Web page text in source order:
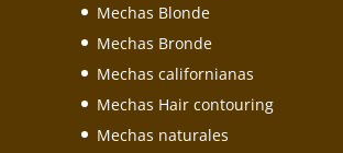
Mechas Blonde
Mechas Bronde
Mechas californianas
Mechas Hair contouring
Mechas naturales